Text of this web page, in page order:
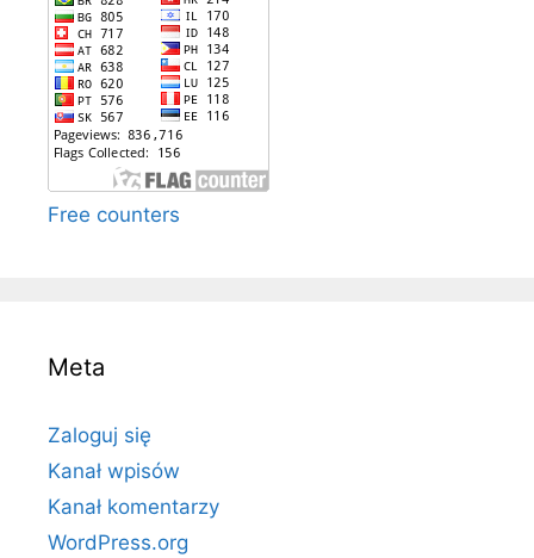
Free counters
Meta
Zaloguj się
Kanał wpisów
Kanał komentarzy
WordPress.org